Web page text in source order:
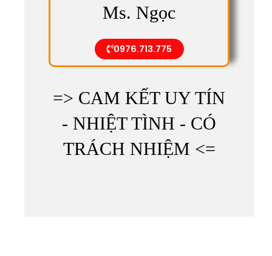
Ms. Ngọc
0976.713.775
=> CAM KẾT UY TÍN
- NHIỆT TÌNH - CÓ
TRÁCH NHIỆM <=